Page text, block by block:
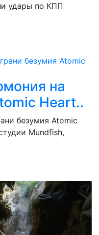
удары по КПП
на
Heart..
безумия Atomic
Mundfish,